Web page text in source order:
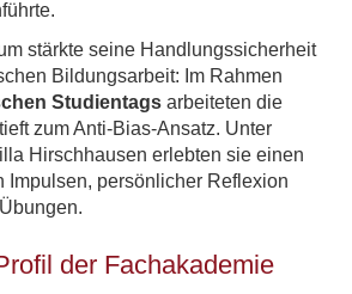
stärkte seine Handlungssicherheit
Bildungsarbeit: Im Rahmen
Studientags arbeiteten die
zum Anti-Bias-Ansatz. Unter
Hirschhausen erlebten sie einen
Impulsen, persönlicher Reflexion
der Fachakademie